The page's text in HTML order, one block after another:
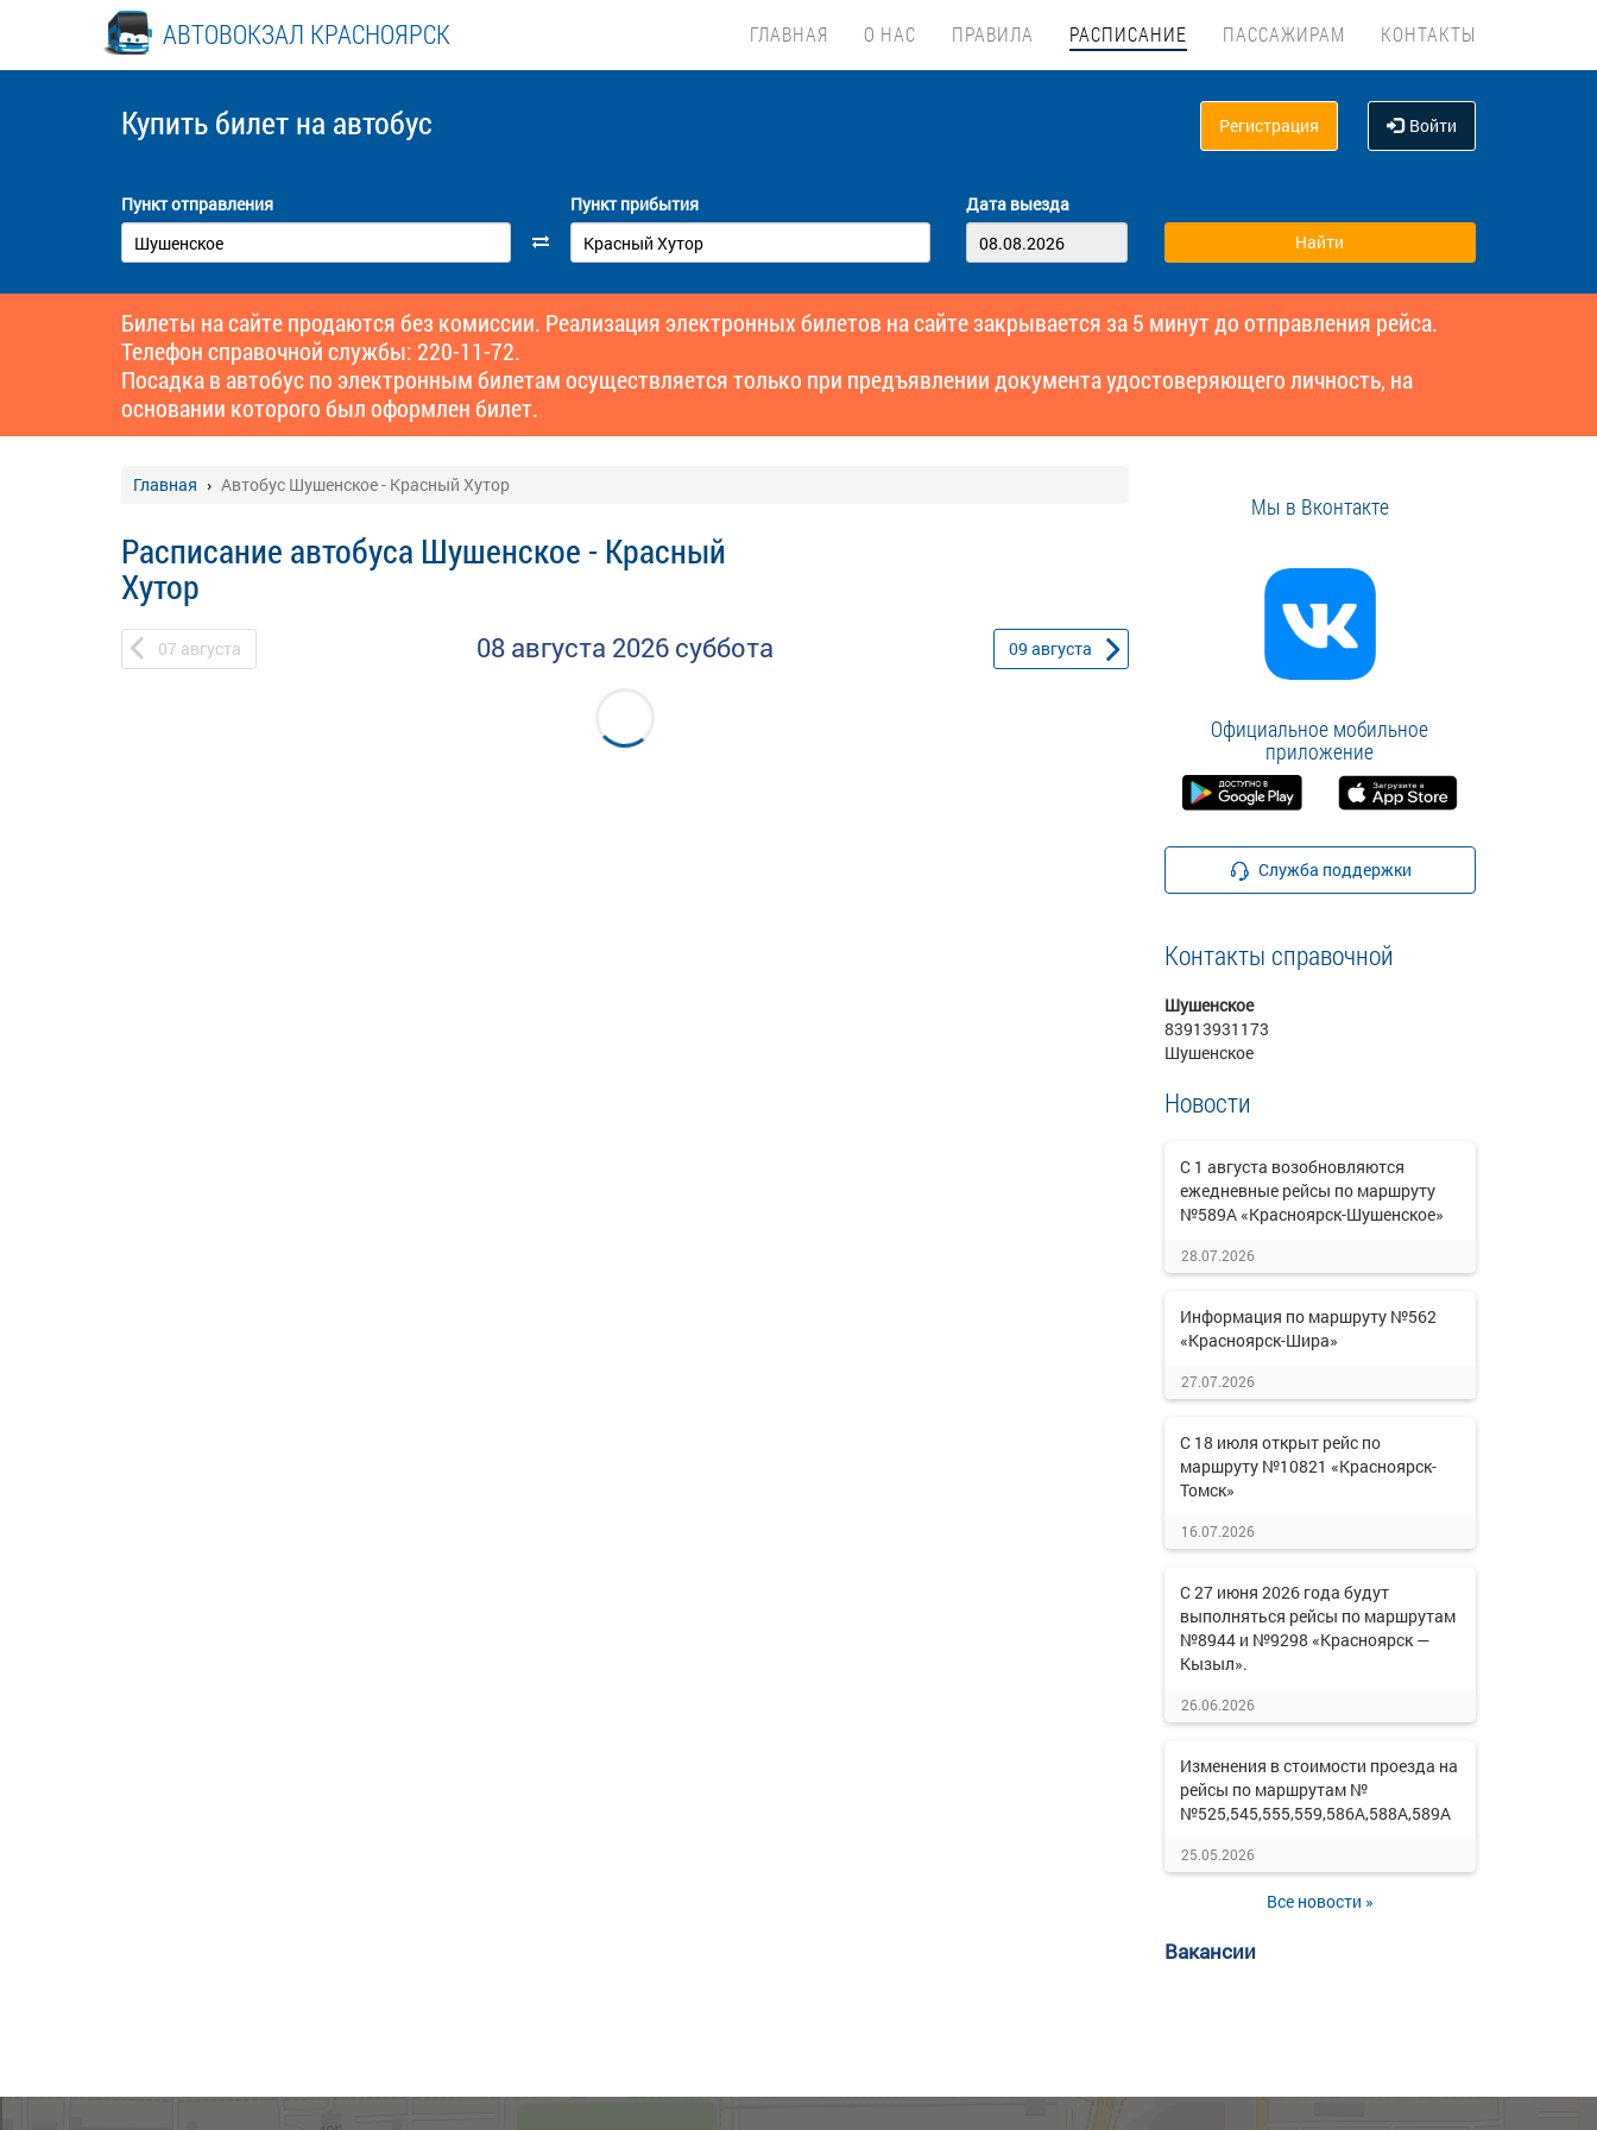
АВТОВОКЗАЛ КРАСНОЯРСК ГЛАВНАЯ О НАС ПРАВИЛА РАСПИСАНИЕ ПАССАЖИРАМ КОНТАКТЫ
Купить билет на автобус Регистрация Войти
Пункт отправления Пункт прибытия Дата выезда
Билеты на сайте продаются без комиссии. Реализация электронных билетов на сайте закрывается за 5 минут до отправления рейса.
Телефон справочной службы: 220-11-72.
Посадка в автобус по электронным билетам осуществляется только при предъявлении документа удостоверяющего личность, на
основании которого был оформлен билет.
Главная Автобус Шушенское - Красный Хутор
Расписание автобуса Шушенское - Красный
Хутор
07 августа 08 августа 2026 суббота 09 августа
Мы в Вконтакте
Официальное мобильное
приложение
Служба поддержки
Контакты справочной
Шушенское
83913931173
Шушенское
Новости
С 1 августа возобновляются
ежедневные рейсы по маршруту
№589А «Красноярск-Шушенское»
28.07.2026
Информация по маршруту №562
«Красноярск-Шира»
27.07.2026
С 18 июля открыт рейс по
маршруту №10821 «Красноярск-
Томск»
16.07.2026
С 27 июня 2026 года будут
выполняться рейсы по маршрутам
№8944 и №9298 «Красноярск —
Кызыл».
26.06.2026
Изменения в стоимости проезда на
рейсы по маршрутам №
№525,545,555,559,586А,588А,589А
25.05.2026
Все новости »
Вакансии